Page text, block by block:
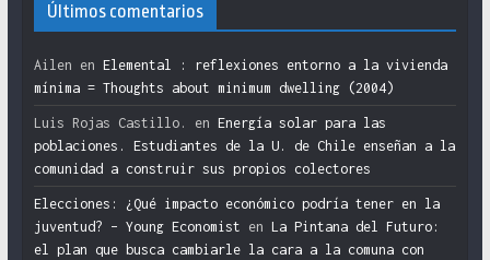
Últimos comentarios
Ailen en Elemental : reflexiones entorno a la vivienda
mínima = Thoughts about minimum dwelling (2004)
Luis Rojas Castillo. en Energía solar para las
poblaciones. Estudiantes de la U. de Chile enseñan a la
comunidad a construir sus propios colectores
Elecciones: ¿Qué impacto económico podría tener en la
juventud? – Young Economist en La Pintana del Futuro:
el plan que busca cambiarle la cara a la comuna con